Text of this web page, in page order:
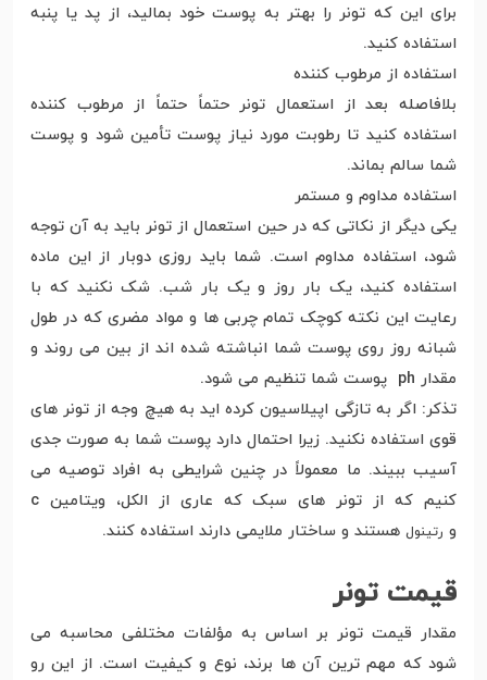
برای این که تونر را بهتر به پوست خود بمالید، از پد یا پنبه
استفاده کنید.
استفاده از مرطوب کننده
بلافاصله بعد از استعمال تونر حتماً حتماً از مرطوب کننده
استفاده کنید تا رطوبت مورد نیاز پوست تأمین شود و پوست
شما سالم بماند.
استفاده مداوم و مستمر
یکی دیگر از نکاتی که در حین استعمال از تونر باید به آن توجه
شود، استفاده مداوم است. شما باید روزی دوبار از این ماده
استفاده کنید، یک بار روز و یک بار شب. شک نکنید که با
رعایت این نکته کوچک تمام چربی ها و مواد مضری که در طول
شبانه روز روی پوست شما انباشته شده اند از بین می روند و
مقدار ph پوست شما تنظیم می شود.
تذکر: اگر به تازگی اپیلاسیون کرده اید به هیچ وجه از تونر های
قوی استفاده نکنید. زیرا احتمال دارد پوست شما به صورت جدی
آسیب ببیند. ما معمولاً در چنین شرایطی به افراد توصیه می
کنیم که از تونر های سبک که عاری از الکل، ویتامین c
و رتینول هستند و ساختار ملایمی دارند استفاده کنند.
قیمت تونر
مقدار قیمت تونر بر اساس به مؤلفات مختلفی محاسبه می
شود که مهم ترین آن ها برند، نوع و کیفیت است. از این رو